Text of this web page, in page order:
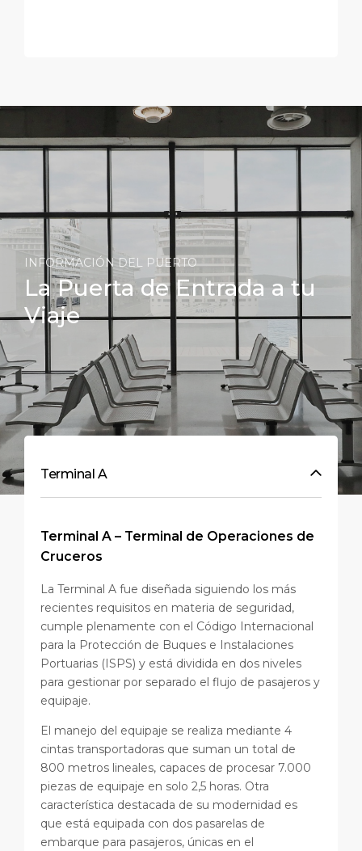
INFORMACIÓN DEL PUERTO
La Puerta de Entrada a tu
Viaje
Terminal A
Terminal A – Terminal de Operaciones de
Cruceros
La Terminal A fue diseñada siguiendo los más
recientes requisitos en materia de seguridad,
cumple plenamente con el Código Internacional
para la Protección de Buques e Instalaciones
Portuarias (ISPS) y está dividida en dos niveles
para gestionar por separado el flujo de pasajeros y
equipaje.
El manejo del equipaje se realiza mediante 4
cintas transportadoras que suman un total de
800 metros lineales, capaces de procesar 7.000
piezas de equipaje en solo 2,5 horas. Otra
característica destacada de su modernidad es
que está equipada con dos pasarelas de
embarque para pasajeros, únicas en el